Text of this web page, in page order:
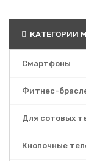
КАТЕГОРИИ
Смартфоны
Фитнес-
Для сотовых
Кнопочные